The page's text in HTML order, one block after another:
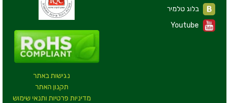
נגישות באתר
תקנון האתר
מדיניות פרטיות ותנאי שימוש
Youtube